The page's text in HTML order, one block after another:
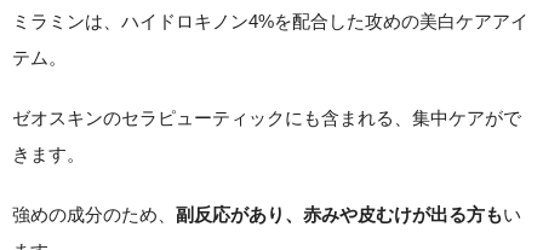
ミラミンは、ハイドロキノン4%を配合した攻めの美白ケアアイ
テム。
ゼオスキンのセラピューティックにも含まれる、集中ケアがで
きます。
強めの成分のため、 副反応があり、赤みや皮むけが出る方もい